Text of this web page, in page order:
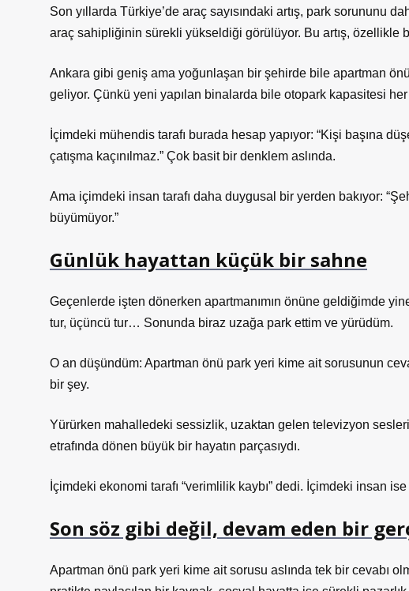
Son yıllarda Türkiye’de araç sayısındaki artış, park sorununu
araç sahipliğinin sürekli yükseldiği görülüyor. Bu artış, özellikle
Ankara gibi geniş ama yoğunlaşan bir şehirde bile apartman
geliyor. Çünkü yeni yapılan binalarda bile otopark kapasitesi
İçimdeki mühendis tarafı burada hesap yapıyor: “Kişi başına
çatışma kaçınılmaz.” Çok basit bir denklem aslında.
Ama içimdeki insan tarafı daha duygusal bir yerden bakıyor:
büyümüyor.”
Günlük hayattan küçük bir sahne
Geçenlerde işten dönerken apartmanımın önüne geldiğimde
tur, üçüncü tur… Sonunda biraz uzağa park ettim ve yürüdüm.
O an düşündüm: Apartman önü park yeri kime ait sorusunun
bir şey.
Yürürken mahalledeki sessizlik, uzaktan gelen televizyon
etrafında dönen büyük bir hayatın parçasıydı.
İçimdeki ekonomi tarafı “verimlilik kaybı” dedi. İçimdeki insan
Son söz gibi değil, devam eden bir
Apartman önü park yeri kime ait sorusu aslında tek bir cevabı